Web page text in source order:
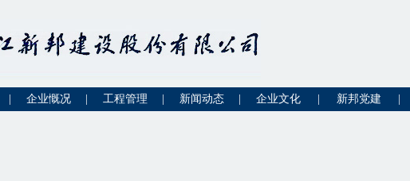
企业慨况 工程管理 新闻动态 企业文化 新邦党建